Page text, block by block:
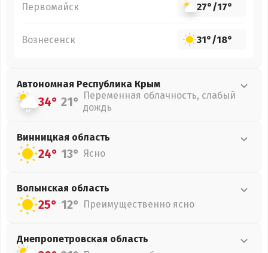
Первомайск 27°/17°
Вознесенск 31°/18°
Автономная Республика Крым
34° 21° Переменная облачность, слабый
дождь
Винницкая область
24° 13° Ясно
Волынская область
25° 12° Преимущественно ясно
Днепропетровская область